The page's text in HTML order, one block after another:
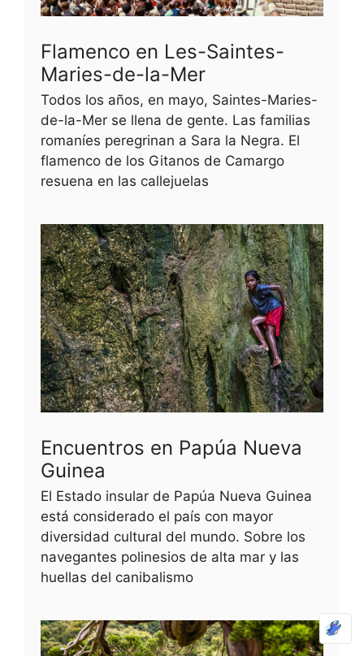
Flamenco en Les-Saintes-
Maries-de-la-Mer
Todos los años, en mayo, Saintes-Maries-
de-la-Mer se llena de gente. Las familias
romaníes peregrinan a Sara la Negra. El
flamenco de los Gitanos de Camargo
resuena en las callejuelas
Encuentros en Papúa Nueva
Guinea
El Estado insular de Papúa Nueva Guinea
está considerado el país con mayor
diversidad cultural del mundo. Sobre los
navegantes polinesios de alta mar y las
huellas del canibalismo